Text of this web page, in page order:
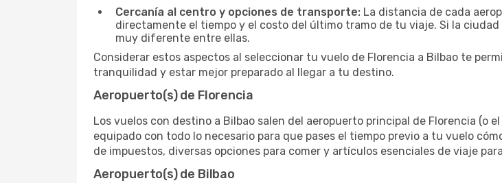
Cercanía al centro y opciones de transporte: La distancia de cada
directamente el tiempo y el costo del último tramo de tu viaje. Si la
muy diferente entre ellas.
Considerar estos aspectos al seleccionar tu vuelo de Florencia a Bilbao te
tranquilidad y estar mejor preparado al llegar a tu destino.
Aeropuerto(s) de Florencia
Los vuelos con destino a Bilbao salen del aeropuerto principal de Florencia (o
equipado con todo lo necesario para que pases el tiempo previo a tu vuelo
de impuestos, diversas opciones para comer y artículos esenciales de viaje
Aeropuerto(s) de Bilbao